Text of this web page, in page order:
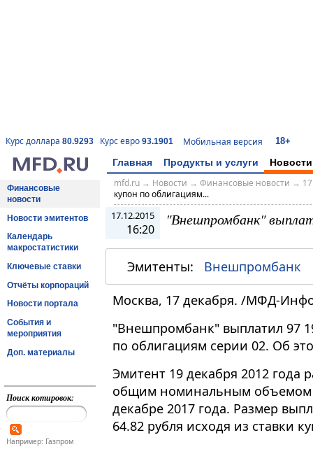
Курс доллара 80.9293 Курс евро 93.1901 Мобильная версия 18+
Главная Продукты и услуги Новости
Финансовые
новости
Новости эмитентов
Календарь
макростатистики
Ключевые ставки
Отчёты корпораций
Новости портала
События и
мероприятия
Доп. материалы
Поиск котировок:
Например: Газпром
mfd.ru→ Новости → Финансовые новости →
купон по облигациям...
17.12.2015
16:20
"Внешпромбанк"
Эмитенты: Внешпромбанк
Москва, 17 декабря. /МФД-
"Внешпромбанк" выплатил 97
по облигациям серии 02. Об
Эмитент 19 декабря 2012 года
общим номинальным объемом
декабре 2017 года. Размер
64.82 рубля исходя из ставки